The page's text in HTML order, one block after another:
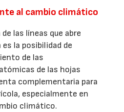
al cambio climático
las líneas que abre
la posibilidad de
de las
de las hojas
complementaria para
especialmente en
climático.